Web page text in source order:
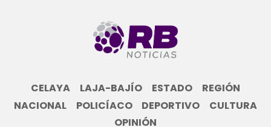
CELAYA LAJA-BAJÍO ESTADO
REGIÓN
NACIONAL
POLICÍACO DEPORTIVO
CULTURA
OPINIÓN